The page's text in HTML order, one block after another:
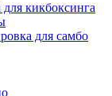
кикбоксинга
для самбо